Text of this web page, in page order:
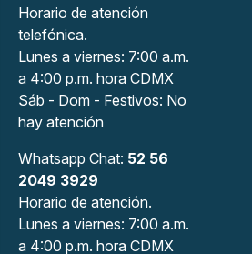
Horario de atención
telefónica.
Lunes a viernes: 7:00 a.m.
a 4:00 p.m. hora CDMX
Sáb - Dom - Festivos: No
hay atención
Whatsapp Chat: 52 56
2049 3929
Horario de atención.
Lunes a viernes: 7:00 a.m.
a 4:00 p.m. hora CDMX